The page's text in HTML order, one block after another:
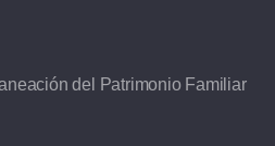
del Patrimonio Familiar